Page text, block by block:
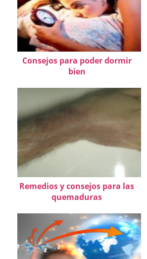
Consejos para poder dormir
bien
Remedios y consejos para las
quemaduras